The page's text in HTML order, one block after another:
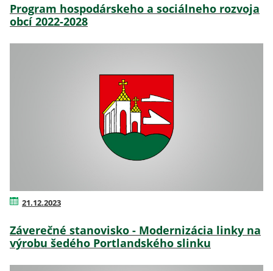
Program hospodárskeho a sociálneho rozvoja
obcí 2022-2028
21.12.2023
Záverečné stanovisko - Modernizácia linky na
výrobu šedého Portlandského slinku